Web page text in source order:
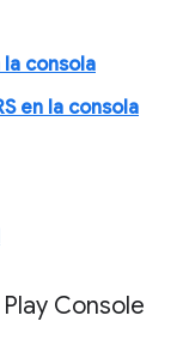
consola
en la consola
Console